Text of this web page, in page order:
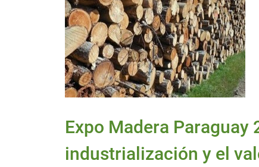
Expo Madera
industrialización y el